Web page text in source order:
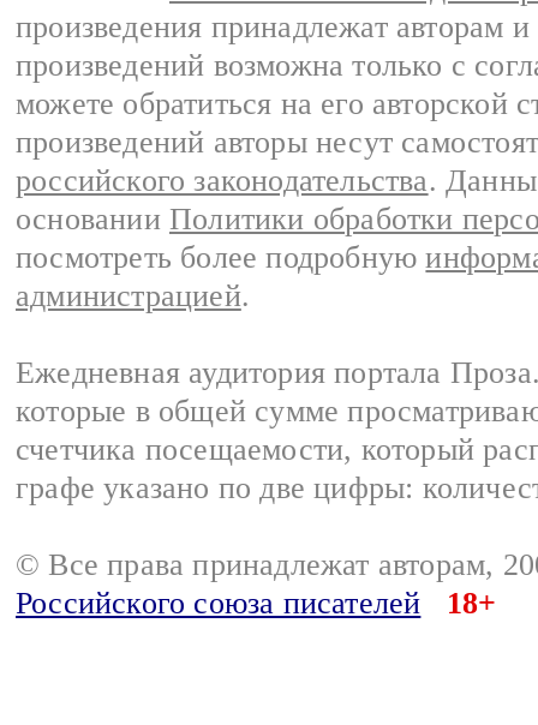
произведения принадлежат авторам
произведений возможна только с
можете обратиться на его авторской
произведений авторы несут
российского законодательства.
основании Политики обработки
посмотреть более подробную
администрацией.
Ежедневная аудитория портала
которые в общей сумме
счетчика посещаемости, который
графе указано по две цифры:
© Все права принадлежат авторам,
Российского союза писателей
18+